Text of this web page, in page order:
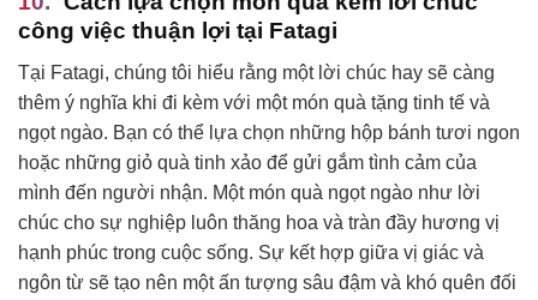
công việc thuận lợi tại Fatagi
Tại Fatagi, chúng tôi hiểu rằng một lời chúc hay sẽ càng
thêm ý nghĩa khi đi kèm với một món quà tặng tinh tế và
ngọt ngào. Bạn có thể lựa chọn những hộp bánh tươi ngon
hoặc những giỏ quà tinh xảo để gửi gắm tình cảm của
mình đến người nhận. Một món quà ngọt ngào như lời
chúc cho sự nghiệp luôn thăng hoa và tràn đầy hương vị
hạnh phúc trong cuộc sống. Sự kết hợp giữa vị giác và
ngôn từ sẽ tạo nên một ấn tượng sâu đậm và khó quên đối